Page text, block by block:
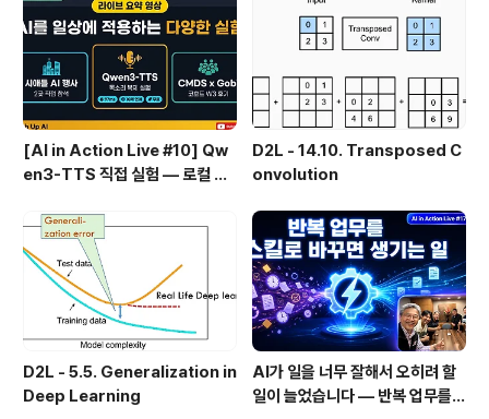
관리 실패 패턴과 극복
[AI in Action Live #10] Qw
en3-TTS 직접 실험 — 로컬 설
D2L - 14.10. Transposed C
onvolution
D2L - 5.5. Generalization in
Deep Learning
AI가 일을 너무 잘해서 오히려 할
일이 늘었습니다 — 반복 업무를